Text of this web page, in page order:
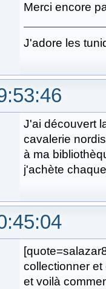
Merci encore
J'adore les
J'ai découvert
cavalerie
à ma
j'achète
collectionner et
et voilà